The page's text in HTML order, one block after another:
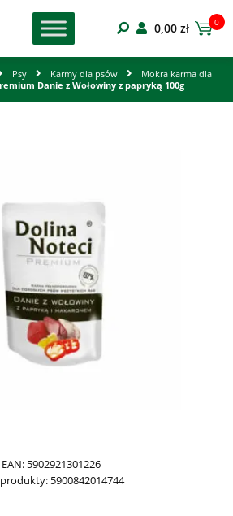
0,00 zł 0
Psy Karmy dla psów
Mokra karma dla
Danie z Wołowiny z papryką 100g
EAN: 5902921301226
5900842014744